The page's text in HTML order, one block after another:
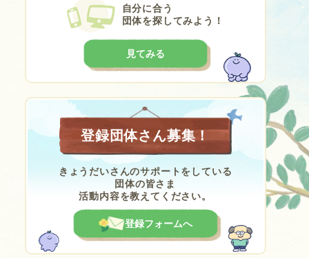
自分に合う
団体を探してみよう！
見てみる
登録団体さん募集！
きょうだいさんのサポートをしている
団体の皆さま
活動内容を教えてください。
登録フォームへ